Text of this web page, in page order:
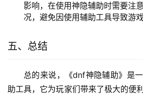
影响，在使用神隐辅助时需要注
况，避免因使用辅助工具导致游
五、总结
总的来说，《dnf神隐辅助》是
助工具，它为玩家们带来了极大的便